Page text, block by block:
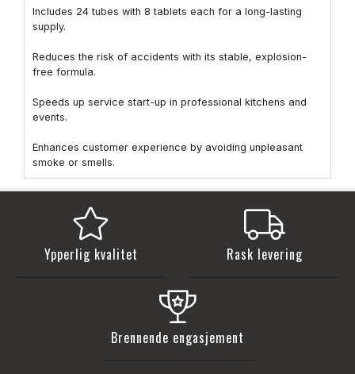
Includes 24 tubes with 8 tablets each for a long-lasting
supply.
Reduces the risk of accidents with its stable, explosion-
free formula.
Speeds up service start-up in professional kitchens and
events.
Enhances customer experience by avoiding unpleasant
smoke or smells.
Ypperlig kvalitet Rask levering
Brennende engasjement